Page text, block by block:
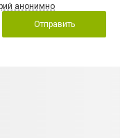
анонимно
Отправить